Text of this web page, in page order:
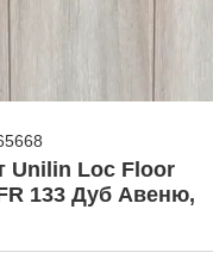
Unilin Loc Floor
133 Дуб Авеню,